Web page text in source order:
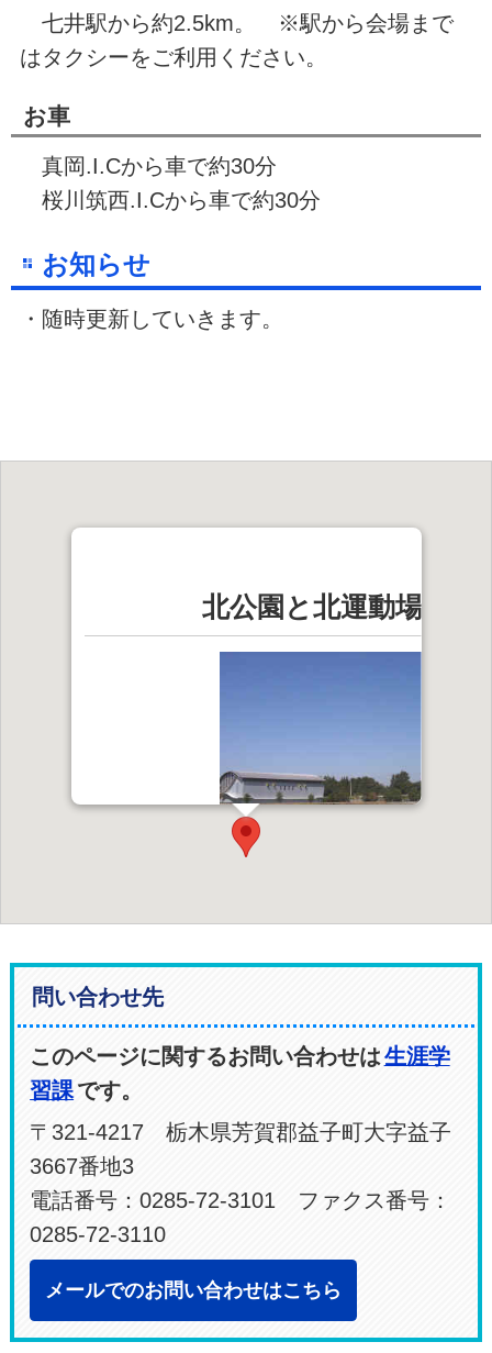
七井駅から約2.5km。 ※駅から会場まで
はタクシーをご利用ください。
お車
真岡.I.Cから車で約30分
桜川筑西.I.Cから車で約30分
お知らせ
・随時更新していきます。
北公園と北運動場体育
問い合わせ先
このページに関するお問い合わせは生涯学
習課です。
〒321-4217 栃木県芳賀郡益子町大字益子
3667番地3
電話番号：0285-72-3101 ファクス番号：
0285-72-3110
メールでのお問い合わせはこちら